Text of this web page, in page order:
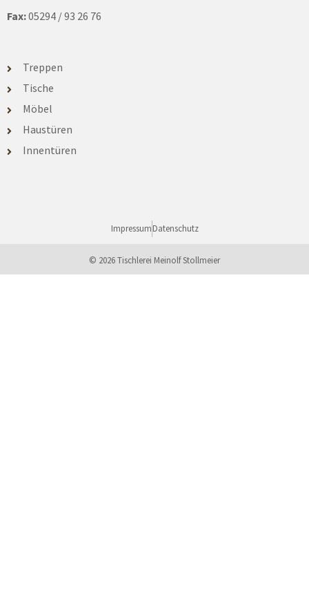
Fax:05294 / 93 26 76
Treppen
Tische
Möbel
Haustüren
Innentüren
ImpressumDatenschutz
© 2026 Tischlerei Meinolf Stollmeier